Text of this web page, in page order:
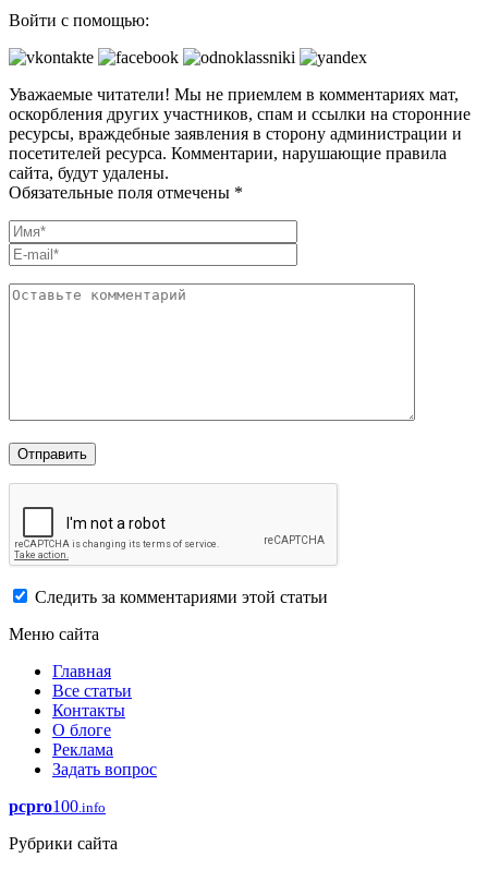
Войти с помощью:
Уважаемые читатели! Мы не приемлем в комментариях мат,
оскорбления других участников, спам и ссылки на сторонние
ресурсы, враждебные заявления в сторону администрации и
посетителей ресурса. Комментарии, нарушающие правила
сайта, будут удалены.
Обязательные поля отмечены *
Следить за комментариями этой статьи
Меню сайта
Главная
Все статьи
Контакты
О блоге
Реклама
Задать вопрос
pcpro100.info
Рубрики сайта